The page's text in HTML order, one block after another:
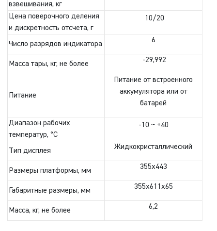
взвешивания, кг
Цена поверочного деления
и дискретность отсчета, г
10/20
Число разрядов индикатора 6
Масса тары, кг, не более -29,992
Питание
Питание от встроенного
аккумулятора или от
батарей
Диапазон рабочих
температур, °C
-10 ~ +40
Тип дисплея Жидкокристаллический
Размеры платформы, мм 355х443
Габаритные размеры, мм 355х611х65
Масса, кг, не более 6,2